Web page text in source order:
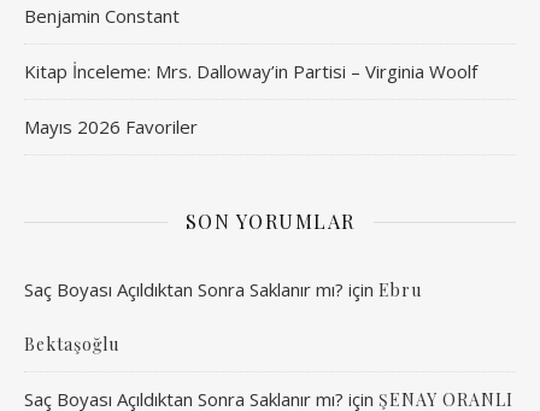
Benjamin Constant
Kitap İnceleme: Mrs. Dalloway’in Partisi – Virginia Woolf
Mayıs 2026 Favoriler
SON YORUMLAR
Saç Boyası Açıldıktan Sonra Saklanır mı? için Ebru
Bektaşoğlu
Saç Boyası Açıldıktan Sonra Saklanır mı? için ŞENAY ORANLI